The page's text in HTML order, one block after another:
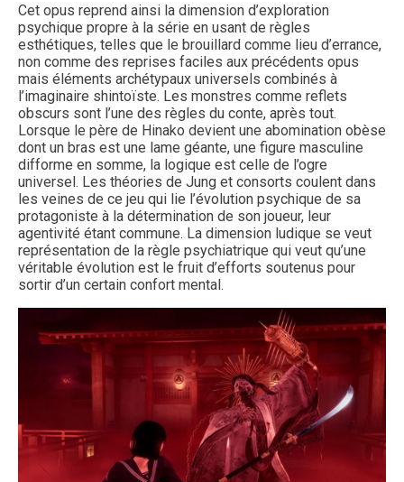
Cet opus reprend ainsi la dimension d’exploration
psychique propre à la série en usant de règles
esthétiques, telles que le brouillard comme lieu d’errance,
non comme des reprises faciles aux précédents opus
mais éléments archétypaux universels combinés à
l’imaginaire shintoïste. Les monstres comme reflets
obscurs sont l’une des règles du conte, après tout.
Lorsque le père de Hinako devient une abomination obèse
dont un bras est une lame géante, une figure masculine
difforme en somme, la logique est celle de l’ogre
universel. Les théories de Jung et consorts coulent dans
les veines de ce jeu qui lie l’évolution psychique de sa
protagoniste à la détermination de son joueur, leur
agentivité étant commune. La dimension ludique se veut
représentation de la règle psychiatrique qui veut qu’une
véritable évolution est le fruit d’efforts soutenus pour
sortir d’un certain confort mental.